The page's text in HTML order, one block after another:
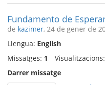
Fundamento de
de kazimer, 24 de gener de
Llengua: English
Missatges: 1 Visualitzacions:
Darrer missatge